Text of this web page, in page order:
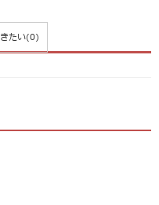
たい(0)